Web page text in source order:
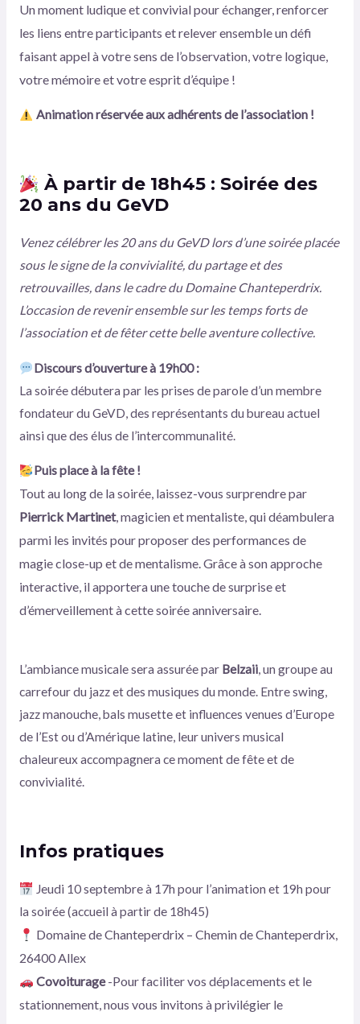
Un moment ludique et convivial pour échanger, renforcer
les liens entre participants et relever ensemble un défi
faisant appel à votre sens de l’observation, votre logique,
votre mémoire et votre esprit d’équipe !
Animation réservée aux adhérents de l’association !
À partir de 18h45 : Soirée des
20 ans du GeVD
Venez célébrer les 20 ans du GeVD lors d’une soirée placée
sous le signe de la convivialité, du partage et des
retrouvailles, dans le cadre du Domaine Chanteperdrix.
L’occasion de revenir ensemble sur les temps forts de
l’association et de fêter cette belle aventure collective.
Discours d’ouverture à 19h00 :
La soirée débutera par les prises de parole d’un membre
fondateur du GeVD, des représentants du bureau actuel
ainsi que des élus de l’intercommunalité.
Puis place à la fête !
Tout au long de la soirée, laissez-vous surprendre par
Pierrick Martinet, magicien et mentaliste, qui déambulera
parmi les invités pour proposer des performances de
magie close-up et de mentalisme. Grâce à son approche
interactive, il apportera une touche de surprise et
d’émerveillement à cette soirée anniversaire.
L’ambiance musicale sera assurée par Belzaii, un groupe au
carrefour du jazz et des musiques du monde. Entre swing,
jazz manouche, bals musette et influences venues d’Europe
de l’Est ou d’Amérique latine, leur univers musical
chaleureux accompagnera ce moment de fête et de
convivialité.
Infos pratiques
Jeudi 10 septembre à 17h pour l’animation et 19h pour
la soirée (accueil à partir de 18h45)
Domaine de Chanteperdrix – Chemin de Chanteperdrix,
26400 Allex
Covoiturage-Pour faciliter vos déplacements et le
stationnement, nous vous invitons à privilégier le